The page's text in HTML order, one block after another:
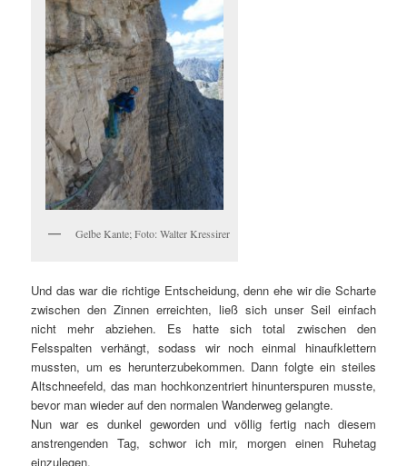
Gelbe Kante; Foto: Walter Kressirer
Und das war die richtige Entscheidung, denn ehe wir die Scharte
zwischen den Zinnen erreichten, ließ sich unser Seil einfach
nicht mehr abziehen. Es hatte sich total zwischen den
Felsspalten verhängt, sodass wir noch einmal hinaufklettern
mussten, um es herunterzubekommen. Dann folgte ein steiles
Altschneefeld, das man hochkonzentriert hinunterspuren musste,
bevor man wieder auf den normalen Wanderweg gelangte.
Nun war es dunkel geworden und völlig fertig nach diesem
anstrengenden Tag, schwor ich mir, morgen einen Ruhetag
einzulegen.